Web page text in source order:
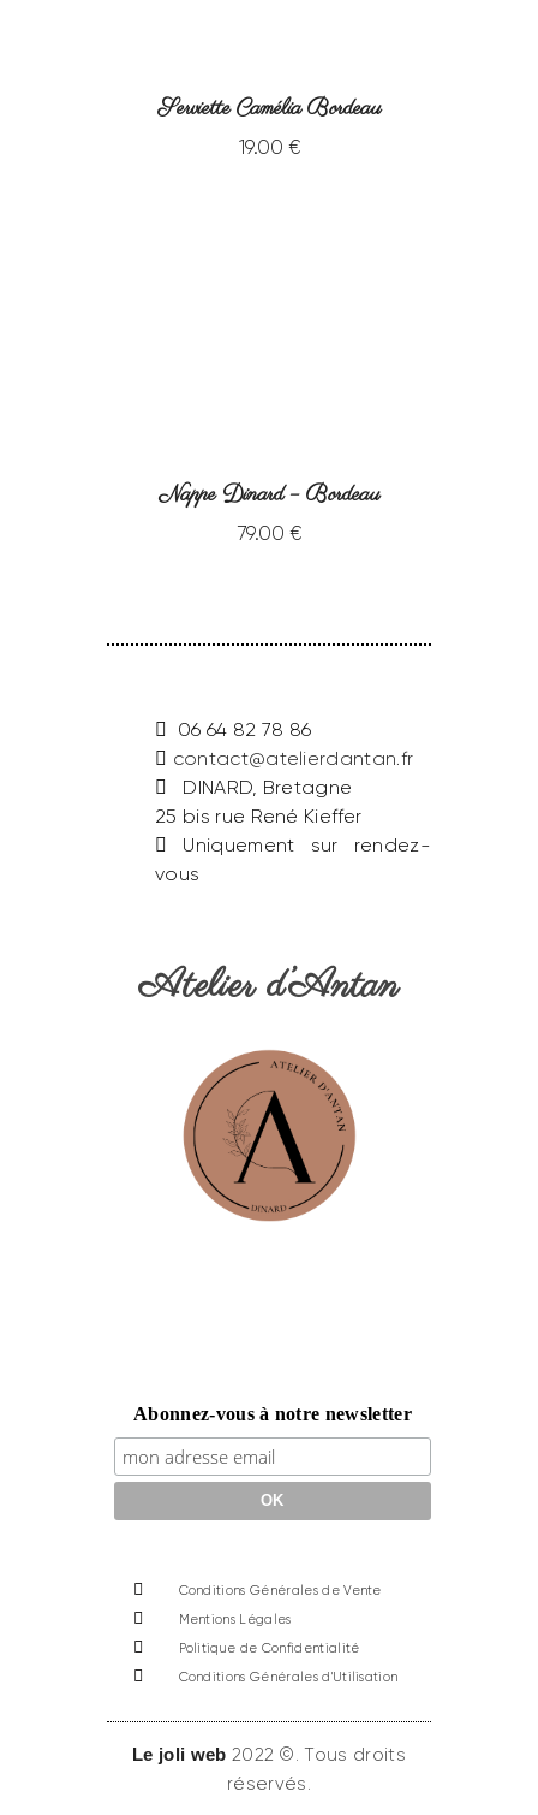
Serviette Camélia Bordeau
19.00 €
Nappe Dinard – Bordeau
79.00 €
06 64 82 78 86
contact@atelierdantan.fr
DINARD, Bretagne
25 bis rue René Kieffer
Uniquement sur rendez-
vous
Atelier d’Antan
Abonnez-vous à notre newsletter
Conditions Générales de Vente
Mentions Légales
Politique de Confidentialité
Conditions Générales d'Utilisation
Le joli web 2022 ©. Tous droits
réservés.